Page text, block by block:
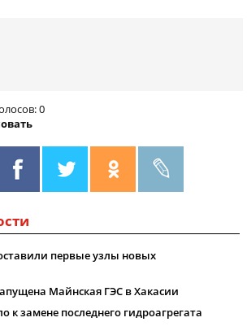
0
первые узлы новых
Майнская ГЭС в Хакасии
к замене последнего гидроагрегата